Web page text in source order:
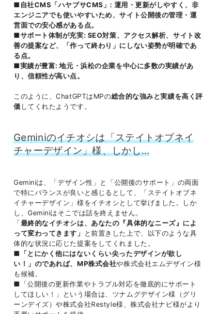
■自社CMS「ハヤブサCMS」: 運用・更新がしやすく、非
エンジニアでも使いやすいため、サイト公開後の管理・運
営面での安心感がある点。
■サポート体制が充実: SEO対策、アクセス解析、サイト改
善の提案など、「作って終わり」にしない姿勢が明確であ
る点。
■実績が豊富: 地元・浜松の企業を中心に多数の実績があ
り、信頼性が高い点。
このように、ChatGPTはMPの総合的な強みと実績を高く評
価 してくれたようです。
Geminiのイチオシは「ステイトオブネイ
チャーデザイン」様、しかし…
Geminiは、「デザイン性」と「公開後のサポート」の両面
で特にバランスが良いと感じるとして、「ステイトオブネ
イチャーデザイン」様をイチオシとして挙げました。しか
し、Geminiはそこでは話を終えません。
「最終的なイチオシは、あなたの『具体的なニーズ』によ
って変わってきます」 と前置きした上で、以下のような具
体的な状況に応じた提案をしてくれました。
■「とにかく他にはないくらい尖ったデザインが欲し
い！」のであれば、MP株式会社や株式会社エムデザイン様
も候補。
■「公開後の更新作業やトラブル対応を徹底的にサポート
してほしい！」という場合は、ツナムグデザイン様（グリ
ーンデイズ）や株式会社Restyle様、株式会社ナビ様がより